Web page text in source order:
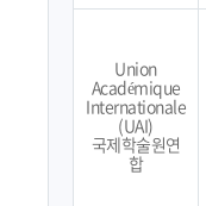
Union
Académique
Internationale
(UAI)
국제학술원연
합